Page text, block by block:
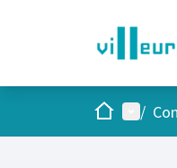
AccueilMenu
/